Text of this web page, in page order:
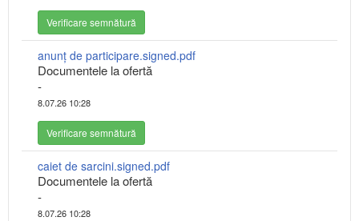
Verificare semnătură
anunț de participare.signed.pdf
Documentele la ofertă
-
8.07.26 10:28
Verificare semnătură
caiet de sarcini.signed.pdf
Documentele la ofertă
-
8.07.26 10:28